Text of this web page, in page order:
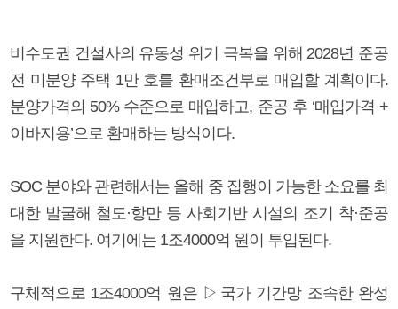
비수도권 건설사의 유동성 위기 극복을 위해 2028년 준공
전 미분양 주택 1만 호를 환매조건부로 매입할 계획이다.
분양가격의 50% 수준으로 매입하고, 준공 후 ‘매입가격 +
이바지용’으로 환매하는 방식이다.
SOC 분야와 관련해서는 올해 중 집행이 가능한 소요를 최
대한 발굴해 철도·항만 등 사회기반 시설의 조기 착·준공
을 지원한다. 여기에는 1조4000억 원이 투입된다.
구체적으로 1조4000억 원은 ▷국가 기간망 조속한 완성